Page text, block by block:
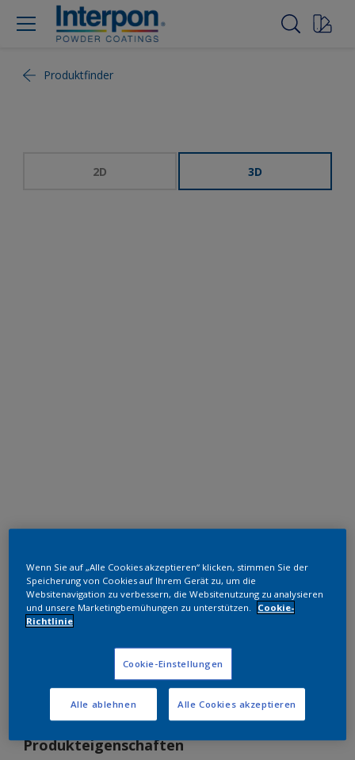
Produktfinder
2D 3D
RAL 6027
SKJ27G
Muster bestellen
Bestellen Sie direkt im Webshop
Produkteigenschaften
Wenn Sie auf „Alle Cookies akzeptieren“ klicken, stimmen Sie der
Speicherung von Cookies auf Ihrem Gerät zu, um die
Websitenavigation zu verbessern, die Websitenutzung zu analysieren
und unsere Marketingbemühungen zu unterstützen.
Cookie-
Richtlinie
Cookie-Einstellungen
Alle ablehnen Alle Cookies akzeptieren